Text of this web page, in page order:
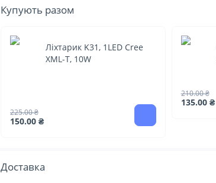
Купують разом
Ліхтарик K31, 1LED Cree
XML-T, 10W
225.00 ₴
150.00 ₴
210.00 ₴
135.00 ₴
Доставка